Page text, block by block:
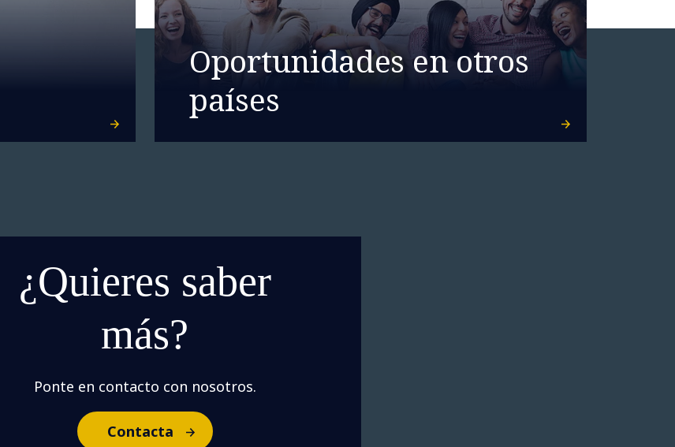
Oportunidades en otros
países
¿Quieres saber
más?
Ponte en contacto con nosotros.
Contacta